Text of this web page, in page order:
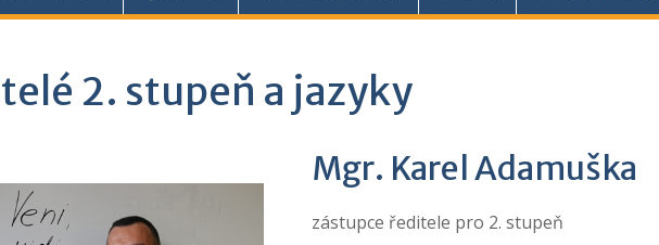
2. stupeň a jazyky
Mgr. Karel Adamuška
zástupce ředitele pro 2. stupeň